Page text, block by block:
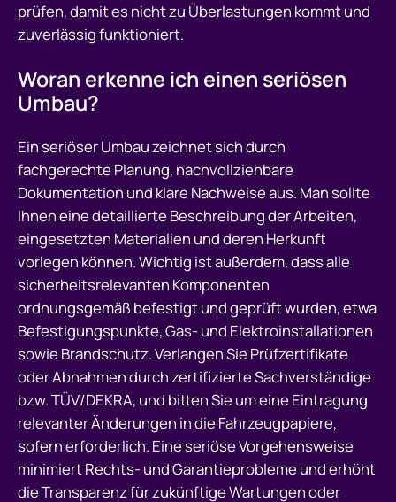
prüfen, damit es nicht zu Überlastungen kommt und
zuverlässig funktioniert.
Woran erkenne ich einen seriösen
Umbau?
Ein seriöser Umbau zeichnet sich durch
fachgerechte Planung, nachvollziehbare
Dokumentation und klare Nachweise aus. Man sollte
Ihnen eine detaillierte Beschreibung der Arbeiten,
eingesetzten Materialien und deren Herkunft
vorlegen können. Wichtig ist außerdem, dass alle
sicherheitsrelevanten Komponenten
ordnungsgemäß befestigt und geprüft wurden, etwa
Befestigungspunkte, Gas- und Elektroinstallationen
sowie Brandschutz. Verlangen Sie Prüfzertifikate
oder Abnahmen durch zertifizierte Sachverständige
bzw. TÜV/DEKRA, und bitten Sie um eine Eintragung
relevanter Änderungen in die Fahrzeugpapiere,
sofern erforderlich. Eine seriöse Vorgehensweise
minimiert Rechts- und Garantieprobleme und erhöht
die Transparenz für zukünftige Wartungen oder